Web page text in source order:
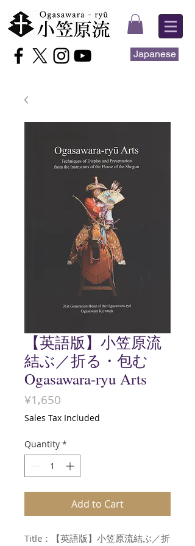
Japanese
【英語版】小笠原流
結ぶ／折る・包む
Ogasawara-ryu Arts
¥1,650
Sales Tax Included
Quantity *
Add to Cart
Title：【英語版】小笠原流結ぶ／折